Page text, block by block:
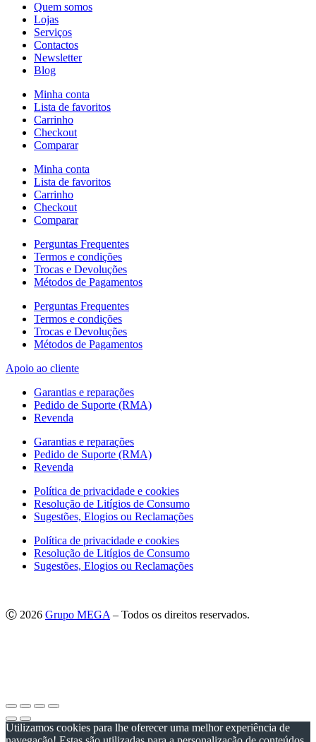
Quem somos
Lojas
Serviços
Contactos
Newsletter
Blog
Minha conta
Lista de favoritos
Carrinho
Checkout
Comparar
Minha conta
Lista de favoritos
Carrinho
Checkout
Comparar
Perguntas Frequentes
Termos e condições
Trocas e Devoluções
Métodos de Pagamentos
Perguntas Frequentes
Termos e condições
Trocas e Devoluções
Métodos de Pagamentos
Apoio ao cliente
Garantias e reparações
Pedido de Suporte (RMA)
Revenda
Garantias e reparações
Pedido de Suporte (RMA)
Revenda
Política de privacidade e cookies
Resolução de Litígios de Consumo
Sugestões, Elogios ou Reclamações
Política de privacidade e cookies
Resolução de Litígios de Consumo
Sugestões, Elogios ou Reclamações
Ⓒ 2026 Grupo MEGA – Todos os direitos reservados.
Utilizamos cookies para lhe oferecer uma melhor experiência de